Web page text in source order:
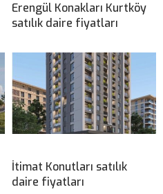
Erengül Konakları Kurtköy
satılık daire fiyatları
İtimat Konutları satılık
daire fiyatları